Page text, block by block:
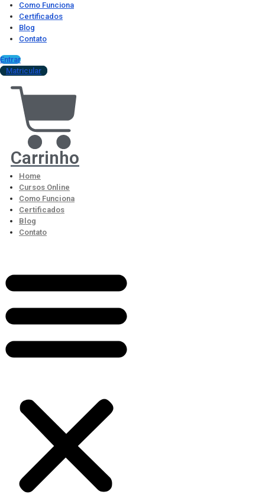
Como Funciona
Certificados
Blog
Contato
Entrar
Matricular
Carrinho
Home
Cursos Online
Como Funciona
Certificados
Blog
Contato